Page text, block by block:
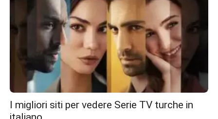
I migliori siti per vedere Serie TV turche in